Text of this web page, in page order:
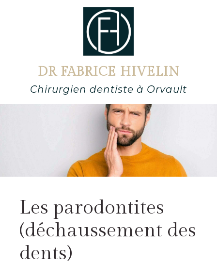
DR FABRICE HIVELIN
Chirurgien dentiste à Orvault
Les parodontites
(déchaussement des
dents)